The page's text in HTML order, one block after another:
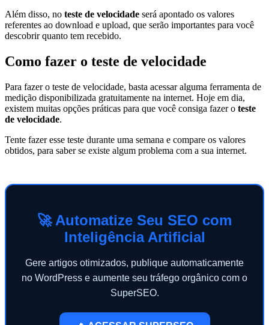
Além disso, no teste de velocidade será apontado os valores
referentes ao download e upload, que serão importantes para você
descobrir quanto tem recebido.
Como fazer o teste de velocidade
Para fazer o teste de velocidade, basta acessar alguma ferramenta de
medição disponibilizada gratuitamente na internet. Hoje em dia,
existem muitas opções práticas para que você consiga fazer o teste
de velocidade.
Tente fazer esse teste durante uma semana e compare os valores
obtidos, para saber se existe algum problema com a sua internet.
🚀 Automatize Seu SEO com
Inteligência Artificial
Gere artigos otimizados, publique automaticamente
no WordPress e aumente seu tráfego orgânico com o
SuperSEO.